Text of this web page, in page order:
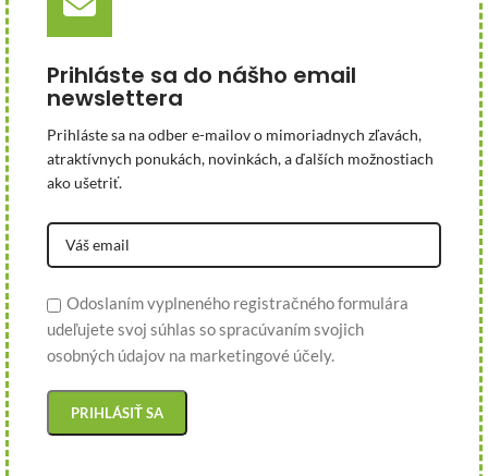
Prihláste sa do nášho email
newslettera
Prihláste sa na odber e-mailov o mimoriadnych zľavách,
atraktívnych ponukách, novinkách, a ďalších možnostiach
ako ušetriť.
Odoslaním vyplneného registračného formulára
udeľujete svoj súhlas so spracúvaním svojich
osobných údajov na marketingové účely.